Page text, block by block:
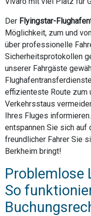
Der Flyingstar-
Möglichkeit, zum und
über professionelle
Sicherheitsprotokollen
unserer Fahrgäste
effizienteste Route zum
Verkehrsstaus
Ihres Fluges
entspannen Sie sich auf
freundlicher Fahrer Sie
Berkheim bringt!
Problemlose
So